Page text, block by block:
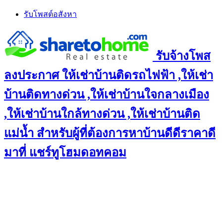
Skip
content
รับโพสต์อสังหา
รับจ้างโพส
ลงประกาศ ให้เช่าบ้านติดรถไฟฟ้า ,ให้เช่า
บ้านติดทางด่วน ,ให้เช่าบ้านใจกลางเมือง
,ให้เช่าบ้านใกล้ทางด่วน ,ให้เช่าบ้านติด
แม่น้ำ สำหรับผู้ที่ต้องการหาบ้านดีดีราคาดี
มาที่ แชร์ทูโฮมดอทคอม